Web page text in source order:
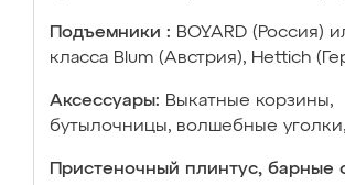
Подъемники : BOYARD (Россия)
класса Blum (Австрия), Hettich
Аксессуары: Выкатные корзины,
бутылочницы, волшебные
Пристеночный плинтус, барные